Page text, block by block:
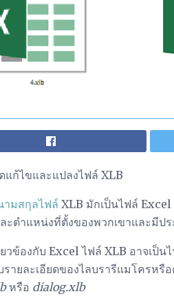
แก้ไขและแปลงไฟล์ XLB
ามสกุลไฟล์ XLB มักเป็นไฟล์
ะตำแหน่งที่ตั้งของพวกเขาและมี
วข้องกับ Excel ไฟล์ XLB อาจเ
รายละเอียดของไลบรารีแมโครห
หรือ dialog.xlb